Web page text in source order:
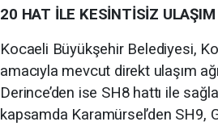
20 HAT İLE KESİNTİSİZ ULAŞIM
Kocaeli Büyükşehir Belediyesi,
amacıyla mevcut direkt ulaşım
Derince’den ise SH8 hattı ile
kapsamda Karamürsel’den SH9,